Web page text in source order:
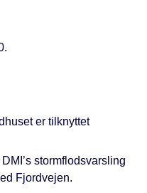
er tilknyttet
stormflodsvarsling
Fjordvejen.